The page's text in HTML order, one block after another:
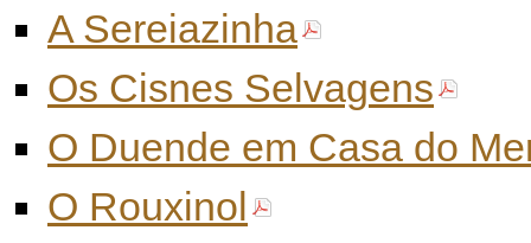
A Sereiazinha
Os Cisnes Selvagens
O Duende em Casa do
O Rouxinol